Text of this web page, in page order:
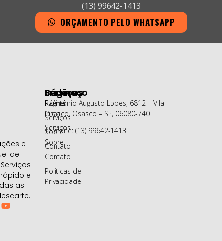
(13) 99642-1413
ORÇAMENTO PELO WHATSAPP
e
de
e
as
Páginas
Página
Inicial
Serviços
Sobre
Contato
Politicas de
Privacidade
Serviços
Home
Serviços
Sobre
Contato
Endereço
R. Antônio Augusto Lopes, 6812 – Vila
Osasco, Osasco – SP, 06080-740
Telefone: (13) 99642-1413